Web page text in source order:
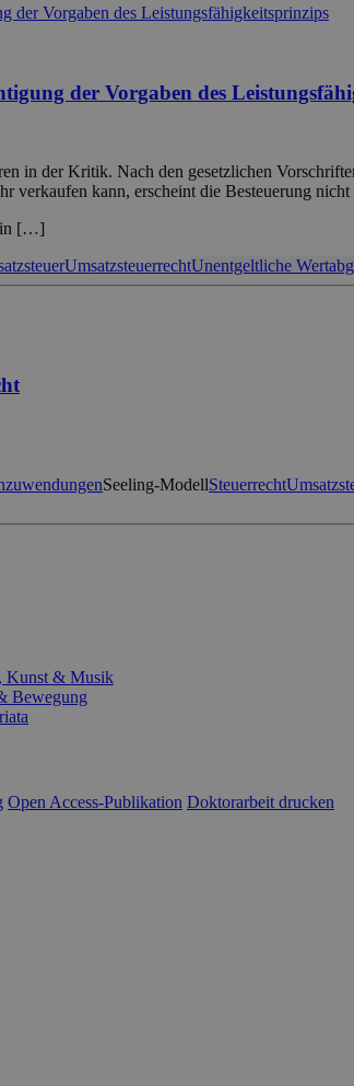
der Vorgaben des
in der Kritik. Nach den gesetzlichen
verkaufen kann, erscheint die Besteuerung nicht
in […]
UmsatzsteuerrechtUnentgeltliche
Seeling-ModellSteuerrecht
Kunst & Musik
Bewegung
Open Access-Publikation Doktorarbeit drucken